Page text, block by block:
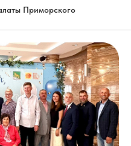
Приморского